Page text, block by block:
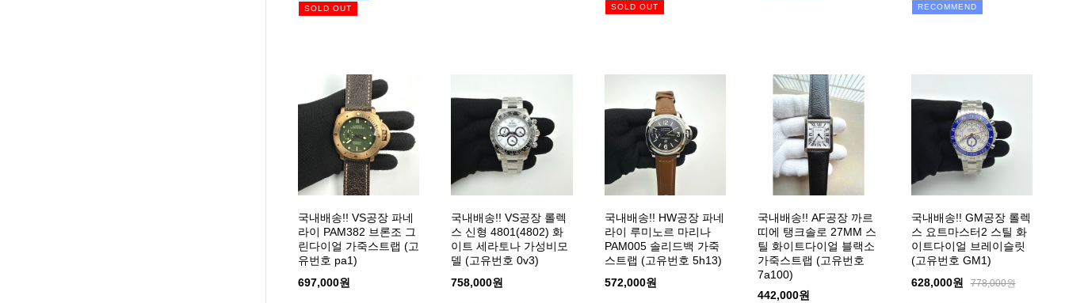
SOLD OUT
SOLD OUT
RECOMMEND
국내배송!! VS공장 파네
라이 PAM382 브론조 그
린다이얼 가죽스트랩 (고
유번호 pa1)
697,000원
국내배송!! VS공장 롤렉
스 신형 4801(4802) 화
이트 세라토나 가성비모
델 (고유번호 0v3)
758,000원
국내배송!! HW공장 파네
라이 루미노르 마리나
PAM005 솔리드백 가죽
스트랩 (고유번호 5h13)
572,000원
국내배송!! AF공장 까르
띠에 탱크솔로 27MM 스
틸 화이트다이얼 블랙소
가죽스트랩 (고유번호
7a100)
442,000원
국내배송!! GM공장 롤렉
스 요트마스터2 스틸 화
이트다이얼 브레이슬릿
(고유번호 GM1)
628,000원
778,000원